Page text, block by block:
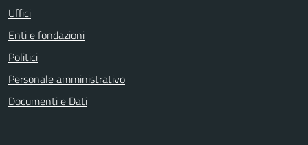
Uffici
Enti e fondazioni
Politici
Personale amministrativo
Documenti e Dati